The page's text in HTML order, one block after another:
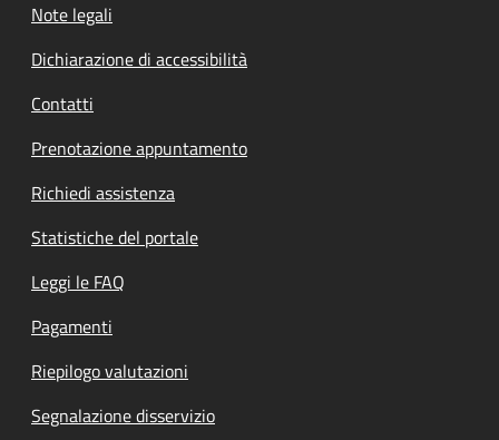
Note legali
Dichiarazione di accessibilità
Contatti
Prenotazione appuntamento
Richiedi assistenza
Statistiche del portale
Leggi le FAQ
Pagamenti
Riepilogo valutazioni
Segnalazione disservizio